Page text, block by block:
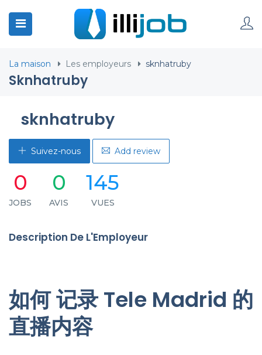
La maison Les employeurs sknhatruby
Sknhatruby
sknhatruby
Suivez-nous Add review
0
JOBS
0
AVIS
145
VUES
Description De L'Employeur
如何 记录 Tele Madrid 的
直播内容